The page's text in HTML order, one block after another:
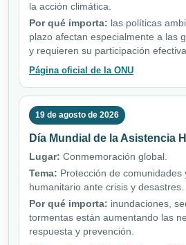
la acción climática.
Por qué importa: las políticas
plazo afectan especialmente a las
y requieren su participación
Página oficial de la ONU
19 de agosto de 2026
Día Mundial de la Asistencia
Lugar: Conmemoración global.
Tema: Protección de comunidades
humanitario ante crisis y desastres.
Por qué importa: inundaciones,
tormentas están aumentando las
respuesta y prevención.